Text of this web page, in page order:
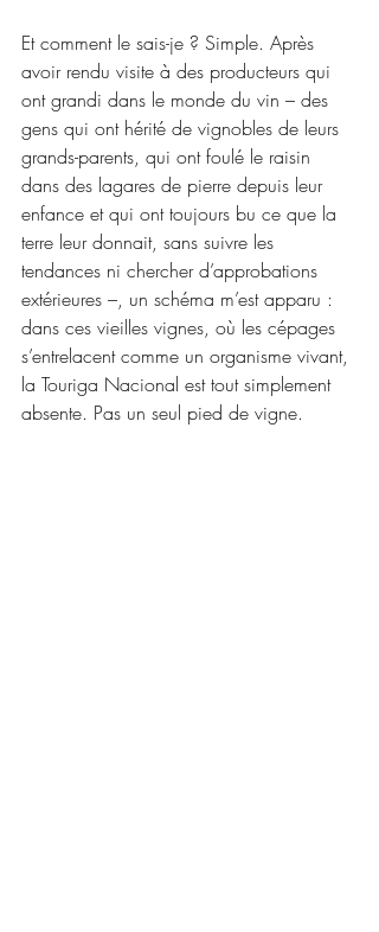
Et comment le sais-je ? Simple. Après
avoir rendu visite à des producteurs qui
ont grandi dans le monde du vin – des
gens qui ont hérité de vignobles de leurs
grands-parents, qui ont foulé le raisin
dans des lagares de pierre depuis leur
enfance et qui ont toujours bu ce que la
terre leur donnait, sans suivre les
tendances ni chercher d’approbations
extérieures –, un schéma m’est apparu :
dans ces vieilles vignes, où les cépages
s’entrelacent comme un organisme vivant,
la Touriga Nacional est tout simplement
absente. Pas un seul pied de vigne.